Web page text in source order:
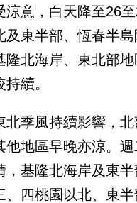
意，白天降至26至
及東半部、恆春半
隆北海岸、東北部
續。
北季風持續影響，
他地區早晚亦涼。
，基隆北海岸及東
、四桃園以北、東